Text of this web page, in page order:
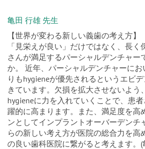
亀田 行雄 先生
【世界が変わる新しい義歯の考え方】
「見栄えが良い」だけではなく、長
さんが満足するパーシャルデンチャー
か。 近年、パーシャルデンチャーにお
りもhygieneが優先されるというエビ
きています。欠損を拡大させないよう
hygieneに力を入れていくことで、患
躍的に高まります。また、満足度を高
ンとしてインプラントオーバーデンチ
らの新しい考え方が医院の総合力を高
の良い歯科医院に繋がると考えます。(